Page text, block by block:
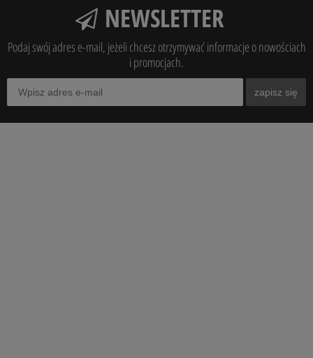
NEWSLETTER
Podaj swój adres e-mail, jeżeli chcesz otrzymywać informacje o nowościach
i promocjach.
zapisz się